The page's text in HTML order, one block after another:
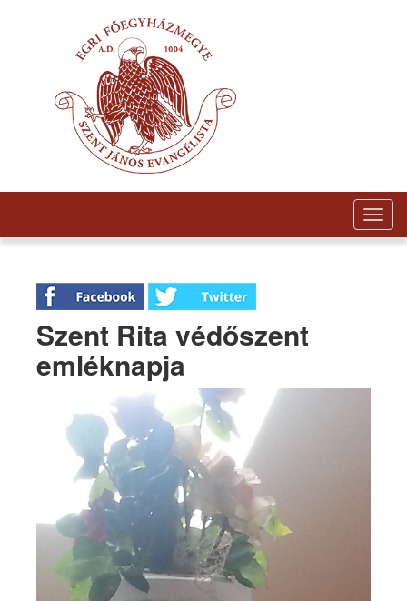
Szent Rita védőszent
emléknapja